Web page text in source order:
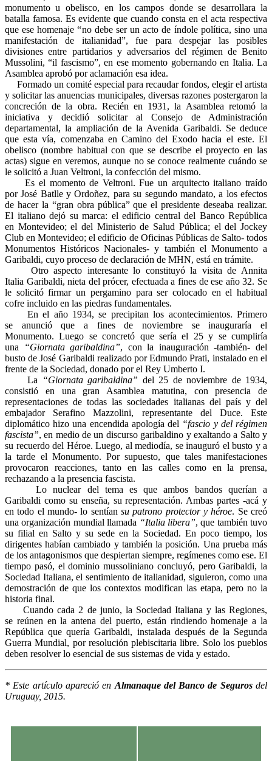
monumento u obelisco, en los campos donde se desarrollara la
batalla famosa. Es evidente que cuando consta en el acta respectiva
que ese homenaje “no debe ser un acto de índole política, sino una
manifestación de italianidad”, fue para despejar las posibles
divisiones entre partidarios y adversarios del régimen de Benito
Mussolini, “il fascismo”, en ese momento gobernando en Italia. La
Asamblea aprobó por aclamación esa idea.
Formado un comité especial para recaudar fondos, elegir el artista
y solicitar las anuencias municipales, diversas razones postergaron la
concreción de la obra. Recién en 1931, la Asamblea retomó la
iniciativa y decidió solicitar al Consejo de Administración
departamental, la ampliación de la Avenida Garibaldi. Se deduce
que esta vía, comenzaba en Camino del Exodo hacia el este. El
obelisco (nombre habitual con que se describe el proyecto en las
actas) sigue en veremos, aunque no se conoce realmente cuándo se
le solicitó a Juan Veltroni, la confección del mismo.
Es el momento de Veltroni. Fue un arquitecto italiano traído
por José Batlle y Ordoñez, para su segundo mandato, a los efectos
de hacer la “gran obra pública” que el presidente deseaba realizar.
El italiano dejó su marca: el edificio central del Banco República
en Montevideo; el del Ministerio de Salud Pública; el del Jockey
Club en Montevideo; el edificio de Oficinas Públicas de Salto- todos
Monumentos Históricos Nacionales- y también el Monumento a
Garibaldi, cuyo proceso de declaración de MHN, está en trámite.
Otro aspecto interesante lo constituyó la visita de Annita
Italia Garibaldi, nieta del prócer, efectuada a fines de ese año 32. Se
le solicitó firmar un pergamino para ser colocado en el habitual
cofre incluido en las piedras fundamentales.
En el año 1934, se precipitan los acontecimientos. Primero
se anunció que a fines de noviembre se inauguraría el
Monumento. Luego se concretó que sería el 25 y se cumpliría
una
“Giornata garibaldina”, con la inauguración -también- del
busto de José Garibaldi realizado por Edmundo Prati, instalado en el
frente de la Sociedad, donado por el Rey Umberto I.
La
“Giornata garibaldina” del 25 de noviembre de 1934,
consistió en una gran Asamblea matutina, con presencia de
representaciones de todas las sociedades italianas del país y del
embajador Serafino Mazzolini, representante del Duce. Este
diplomático hizo una encendida apología del “fascio y del régimen
fascista”, en medio de un discurso garibaldino y exaltando a Salto y
su recuerdo del Héroe. Luego, al mediodía, se inauguró el busto y a
la tarde el Monumento. Por supuesto, que tales manifestaciones
provocaron reacciones, tanto en las calles como en la prensa,
rechazando a la presencia fascista.
Lo nuclear del tema es que ambos bandos querían a
Garibaldi como su enseña, su representación. Ambas partes -acá y
en todo el mundo- lo sentían su patrono protector y héroe. Se creó
una organización mundial llamada “Italia libera”, que también tuvo
su filial en Salto y su sede en la Sociedad. En poco tiempo, los
dirigentes habían cambiado y también la posición. Una prueba más
de los antagonismos que despiertan siempre, regímenes como ese. El
tiempo pasó, el dominio mussoliniano concluyó, pero Garibaldi, la
Sociedad Italiana, el sentimiento de italianidad, siguieron, como una
demostración de que los contextos modifican las etapa, pero no la
historia final.
Cuando cada 2 de junio, la Sociedad Italiana y las Regiones,
se reúnen en la antena del puerto, están rindiendo homenaje a la
República que quería Garibaldi, instalada después de la Segunda
Guerra Mundial, por resolución plebiscitaria libre. Solo los pueblos
deben resolver lo esencial de sus sistemas de vida y estado.
* Este artículo apareció en Almanaque del Banco de Segurosdel
Uruguay, 2015.